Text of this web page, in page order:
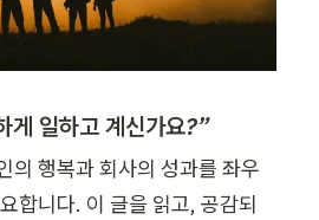
게 일하고 계신가요?”
의 행복과 회사의 성과를 좌우
합니다. 이 글을 읽고, 공감되